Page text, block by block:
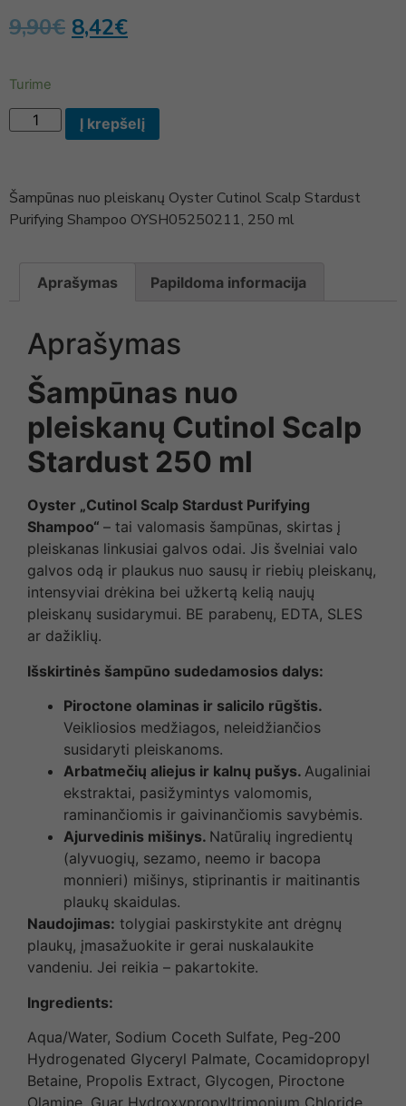
9,90€ 8,42€
Turime
Į krepšelį
Šampūnas nuo pleiskanų Oyster Cutinol Scalp Stardust
Purifying Shampoo OYSH05250211, 250 ml
Aprašymas Papildoma informacija
Aprašymas
Šampūnas nuo
pleiskanų Cutinol Scalp
Stardust 250 ml
Oyster „Cutinol Scalp Stardust Purifying
Shampoo“ – tai valomasis šampūnas, skirtas į
pleiskanas linkusiai galvos odai. Jis švelniai valo
galvos odą ir plaukus nuo sausų ir riebių pleiskanų,
intensyviai drėkina bei užkertą kelią naujų
pleiskanų susidarymui. BE parabenų, EDTA, SLES
ar dažiklių.
Išskirtinės šampūno sudedamosios dalys:
Piroctone olaminas ir salicilo rūgštis.
Veikliosios medžiagos, neleidžiančios
susidaryti pleiskanoms.
Arbatmečių aliejus ir kalnų pušys. Augaliniai
ekstraktai, pasižymintys valomomis,
raminančiomis ir gaivinančiomis savybėmis.
Ajurvedinis mišinys. Natūralių ingredientų
(alyvuogių, sezamo, neemo ir bacopa
monnieri) mišinys, stiprinantis ir maitinantis
plaukų skaidulas.
Naudojimas: tolygiai paskirstykite ant drėgnų
plaukų, įmasažuokite ir gerai nuskalaukite
vandeniu. Jei reikia – pakartokite.
Ingredients:
Aqua/Water, Sodium Coceth Sulfate, Peg-200
Hydrogenated Glyceryl Palmate, Cocamidopropyl
Betaine, Propolis Extract, Glycogen, Piroctone
Olamine, Guar Hydroxypropyltrimonium Chloride,